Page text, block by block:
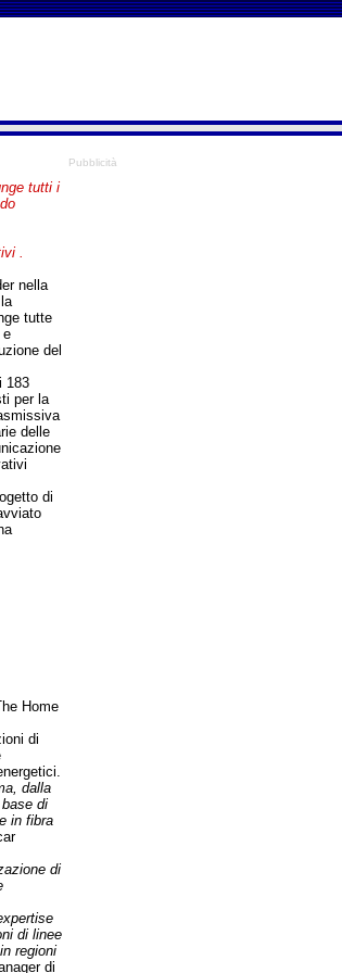
tutti i
.
nella
tutte
e
del
183
per la
delle
di
Home
di
dalla
di
in fibra
di
di linee
regioni
di
Pubblicità